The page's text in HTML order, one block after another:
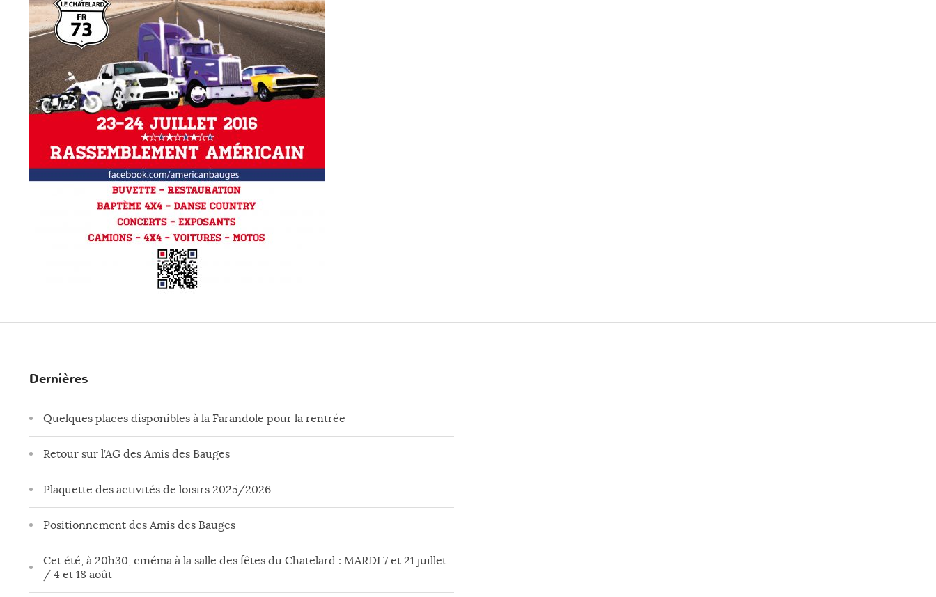
Dernières
Quelques places disponibles à la Farandole pour la rentrée
Retour sur l’AG des Amis des Bauges
Plaquette des activités de loisirs 2025/2026
Positionnement des Amis des Bauges
Cet été, à 20h30, cinéma à la salle des fêtes du Chatelard : MARDI 7 et 21 juillet
/ 4 et 18 août